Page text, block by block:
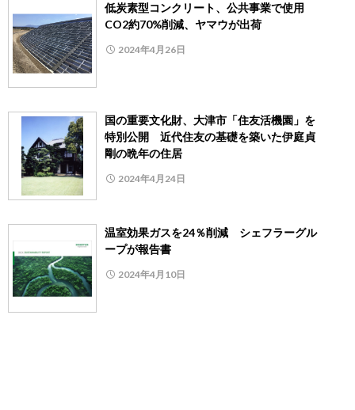
低炭素型コンクリート、公共事業で使用
CO2約70%削減、ヤマウが出荷
2024年4月26日
国の重要文化財、大津市「住友活機園」を
特別公開 近代住友の基礎を築いた伊庭貞
剛の晩年の住居
2024年4月24日
温室効果ガスを24％削減 シェフラーグル
ープが報告書
2024年4月10日